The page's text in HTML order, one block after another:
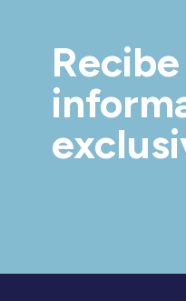
Recibe